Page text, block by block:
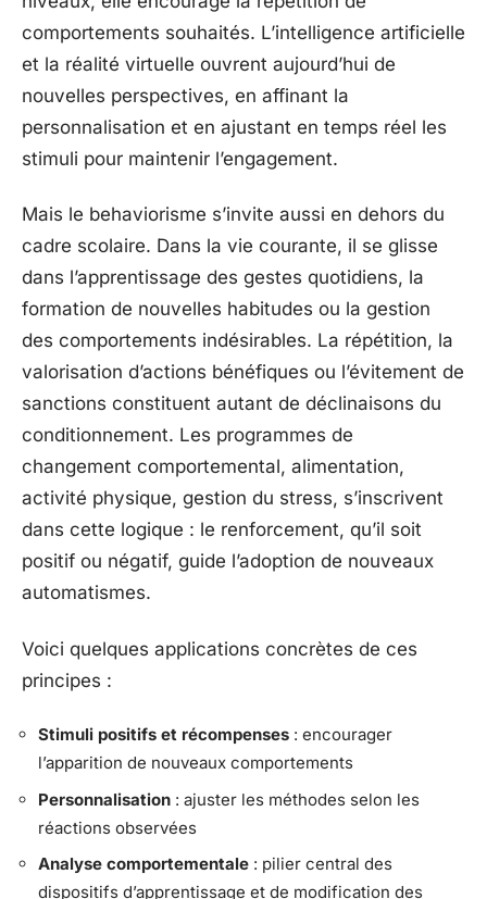
comportements souhaités. L’intelligence artificielle
et la réalité virtuelle ouvrent aujourd’hui de
nouvelles perspectives, en affinant la
personnalisation et en ajustant en temps réel les
stimuli pour maintenir l’engagement.
Mais le behaviorisme s’invite aussi en dehors du
cadre scolaire. Dans la vie courante, il se glisse
dans l’apprentissage des gestes quotidiens, la
formation de nouvelles habitudes ou la gestion
des comportements indésirables. La répétition, la
valorisation d’actions bénéfiques ou l’évitement de
sanctions constituent autant de déclinaisons du
conditionnement. Les programmes de
changement comportemental, alimentation,
activité physique, gestion du stress, s’inscrivent
dans cette logique : le renforcement, qu’il soit
positif ou négatif, guide l’adoption de nouveaux
automatismes.
Voici quelques applications concrètes de ces
principes :
Stimuli positifs et récompenses : encourager
l’apparition de nouveaux comportements
Personnalisation : ajuster les méthodes selon les
réactions observées
Analyse comportementale : pilier central des
dispositifs d’apprentissage et de modification des